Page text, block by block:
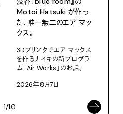
Motoi Hatsuki が作っ
た、唯⼀無⼆のエア マッ
クス。
3Dプリンタでエア マックス
を作るナイキの新プログラ
ム「Air Works」のお話。
2026年8月7日
1/10